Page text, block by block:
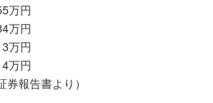
万円
万円
万円
万円
報告書より）